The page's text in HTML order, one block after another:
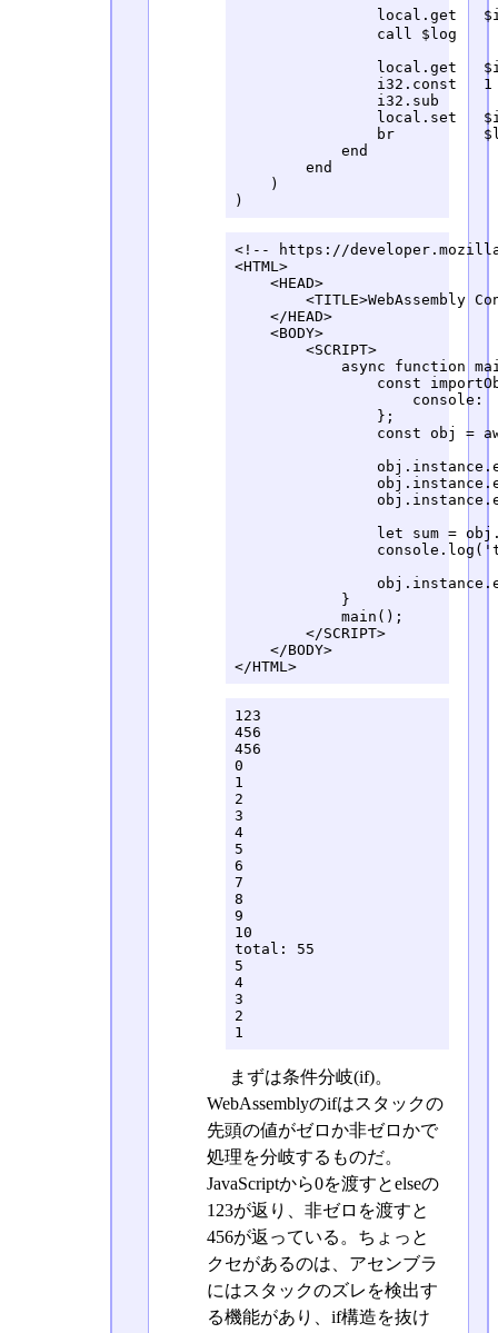
local.get
                call $log
local.get
                i32.const   1
                i32.sub
local.set
br
            end
        end
    )
)
<!-- https://
<HTML>
    <HEAD>
<TITLE>WebAssembly
    </HEAD>
    <BODY>
        <SCRIPT>
async function
const
console:
                };
const obj =
let sum =
            }
            main();
        </SCRIPT>
    </BODY>
</HTML>
123
456
456
0
1
2
3
4
5
6
7
8
9
10
total: 55
5
4
3
2
1
まずは条件分岐(if)。
WebAssemblyのifはスタックの
先頭の値がゼロか非ゼロかで
処理を分岐するものだ。
JavaScriptから0を渡すとelseの
123が返り、非ゼロを渡すと
456が返っている。ちょっと
クセがあるのは、アセンブラ
にはスタックのズレを検出す
る機能があり、if構造を抜け